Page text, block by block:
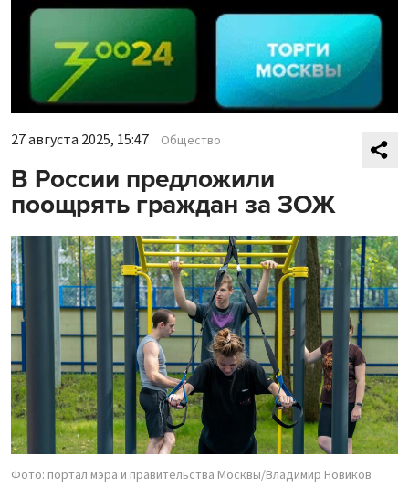
27 августа 2025, 15:47 Общество
В России предложили
поощрять граждан за ЗОЖ
Фото: портал мэра и правительства Москвы/Владимир Новиков